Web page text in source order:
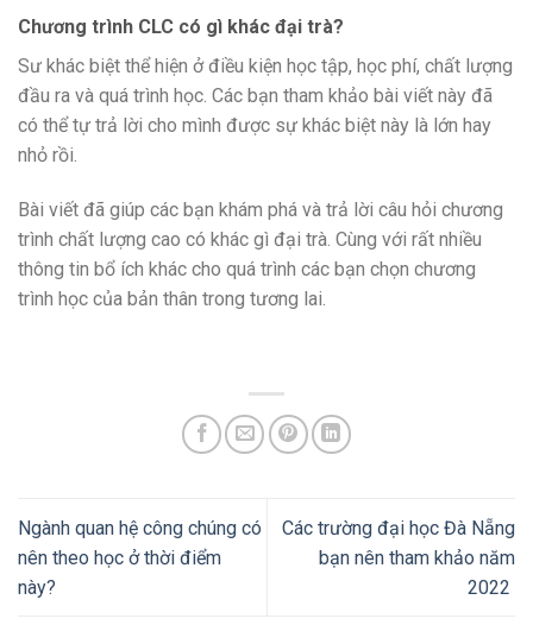
Chương trình CLC có gì khác đại trà?
Sư khác biệt thể hiện ở điều kiện học tập, học phí, chất lượng
đầu ra và quá trình học. Các bạn tham khảo bài viết này đã
có thể tự trả lời cho mình được sự khác biệt này là lớn hay
nhỏ rồi.
Bài viết đã giúp các bạn khám phá và trả lời câu hỏi chương
trình chất lượng cao có khác gì đại trà. Cùng với rất nhiều
thông tin bổ ích khác cho quá trình các bạn chọn chương
trình học của bản thân trong tương lai.
Ngành quan hệ công chúng có
nên theo học ở thời điểm
này?
Các trường đại học Đà Nẵng
bạn nên tham khảo năm
2022